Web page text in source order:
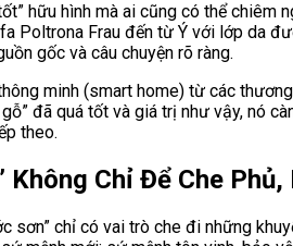
hữu hình mà ai cũng có thể
Poltrona Frau đến từ Ý với lớp da
gốc và câu chuyện rõ ràng.
minh (smart home) từ các
gỗ” đã quá tốt và giá trị như vậy, nó
theo.
Không Chỉ Để Che
sơn” chỉ có vai trò che đi những